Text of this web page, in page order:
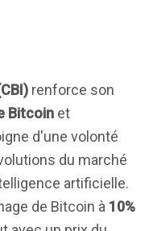
renforce son
Bitcoin et
d'une volonté
du marché
artificielle.
de Bitcoin à 10%